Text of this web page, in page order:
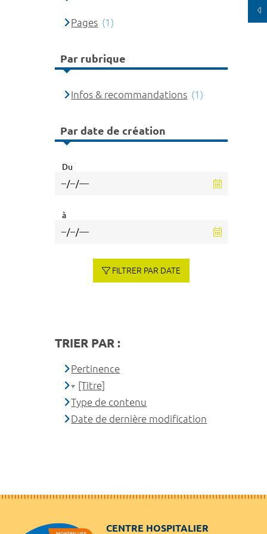
Pages (1)
Par rubrique
Infos & recommandations (1)
Par date de création
Du
à
FILTRER PAR DATE
TRIER PAR :
Pertinence
[Titre]
Type de contenu
Date de dernière modification
CENTRE HOSPITALIER